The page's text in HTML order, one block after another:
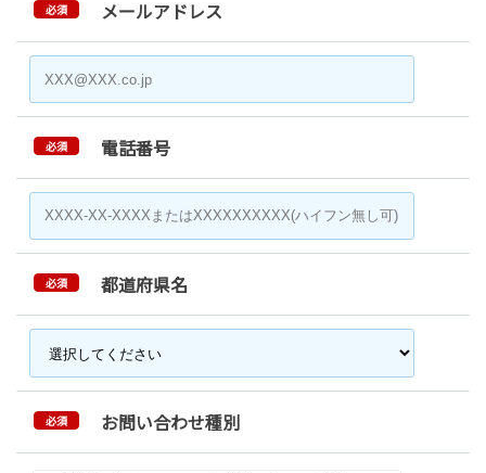
必須 メールアドレス
必須 電話番号
必須 都道府県名
必須 お問い合わせ種別